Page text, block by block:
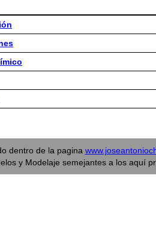
dentro de la pagina
y Modelaje semejantes a los aquí